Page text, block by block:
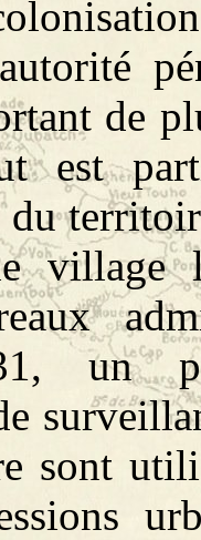
de
est
du
village
un
sont